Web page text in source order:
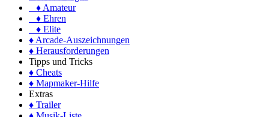
♦ Amateur
♦ Ehren
♦ Elite
♦ Arcade-Auszeichnungen
♦ Herausforderungen
Tipps und Tricks
♦ Cheats
♦ Mapmaker-Hilfe
Extras
♦ Trailer